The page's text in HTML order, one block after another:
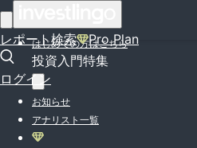
レポート検索 Pro Plan
ログイン
はじめての方はこちら
投資入門特集
お知らせ
アナリスト一覧